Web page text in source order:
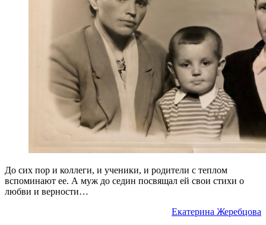
До сих пор и коллеги, и ученики, и родители с теплом
вспоминают ее. А муж до седин посвящал ей свои стихи о
любви и верности…
Екатерина Жеребцова